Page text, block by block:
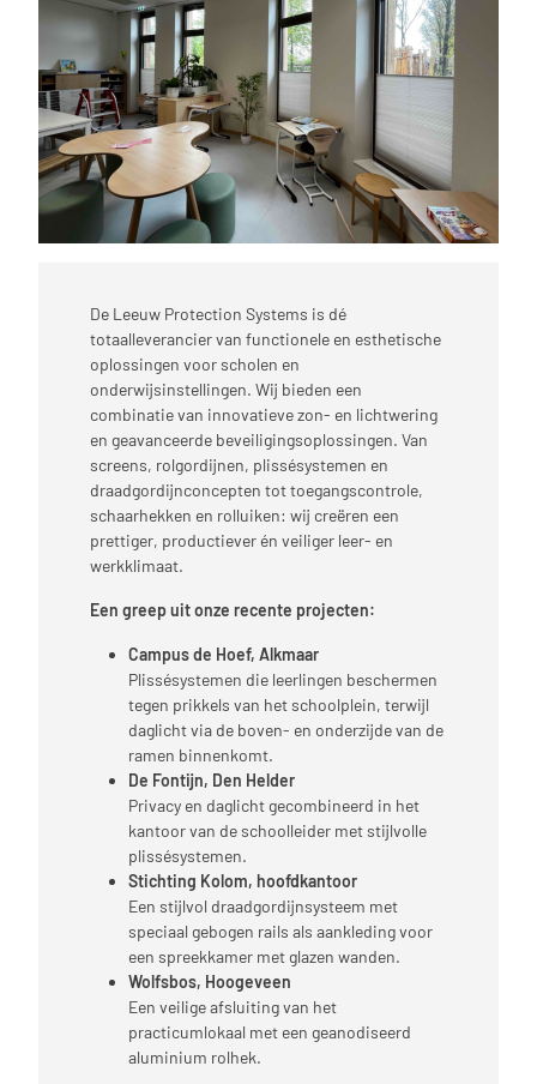
De Leeuw Protection Systems is dé
totaalleverancier van functionele en esthetische
oplossingen voor scholen en
onderwijsinstellingen. Wij bieden een
combinatie van innovatieve zon- en lichtwering
en geavanceerde beveiligingsoplossingen. Van
screens, rolgordijnen, plissésystemen en
draadgordijnconcepten tot toegangscontrole,
schaarhekken en rolluiken: wij creëren een
prettiger, productiever én veiliger leer- en
werkklimaat.
Een greep uit onze recente projecten:
Campus de Hoef, Alkmaar
Plissésystemen die leerlingen beschermen
tegen prikkels van het schoolplein, terwijl
daglicht via de boven- en onderzijde van de
ramen binnenkomt.
De Fontijn, Den Helder
Privacy en daglicht gecombineerd in het
kantoor van de schoolleider met stijlvolle
plissésystemen.
Stichting Kolom, hoofdkantoor
Een stijlvol draadgordijnsysteem met
speciaal gebogen rails als aankleding voor
een spreekkamer met glazen wanden.
Wolfsbos, Hoogeveen
Een veilige afsluiting van het
practicumlokaal met een geanodiseerd
aluminium rolhek.